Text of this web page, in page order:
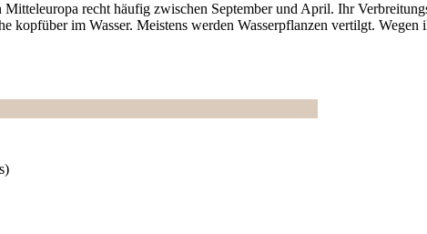
recht häufig zwischen September und April. Ihr
kopfüber im Wasser. Meistens werden Wasserpflanzen vertilgt.